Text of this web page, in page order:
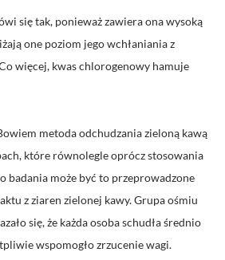
się tak, ponieważ zawiera ona wysoką
one poziom jego wchłaniania z
więcej, kwas chlorogenowy hamuje
metoda odchudzania zieloną kawą
które równolegle oprócz stosowania
badania może być to przeprowadzone
z ziaren zielonej kawy. Grupa ośmiu
się, że każda osoba schudła średnio
wspomogło zrzucenie wagi.